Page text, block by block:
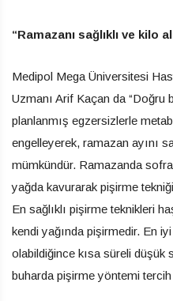
“Ramazanı sağlıklı ve kilo
Medipol Mega Üniversitesi
Uzmanı Arif Kaçan da “Doğru
planlanmış egzersizlerle
engelleyerek, ramazan ayını
mümkündür. Ramazanda
yağda kavurarak pişirme
En sağlıklı pişirme teknikleri
kendi yağında pişirmedir. En
olabildiğince kısa süreli düşük
buharda pişirme yöntemi